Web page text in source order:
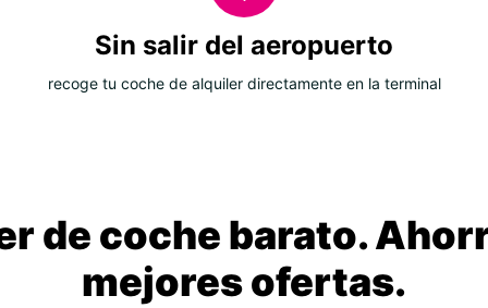
Sin salir del aeropuerto
recoge tu coche de alquiler directamente en la terminal
de coche barato.
mejores ofertas.